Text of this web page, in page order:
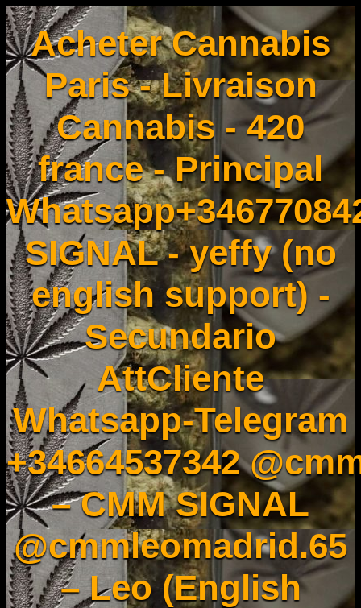
Acheter Cannabis
Paris - Livraison
Cannabis - 420
france - Principal
SIGNAL - yeffy (no
english support) -
Secundario
AttCliente
Whatsapp-Telegram
+34664537342
– CMM SIGNAL
@cmmleomadrid.65
– Leo (English